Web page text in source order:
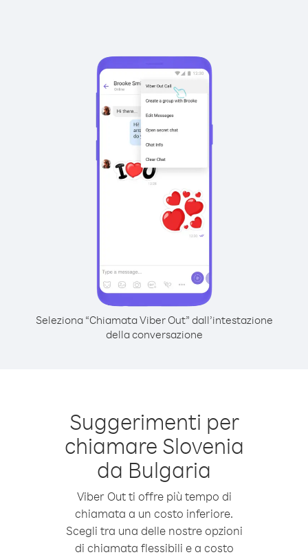
Seleziona “Chiamata Viber Out” dall’intestazione
della conversazione
Suggerimenti per
chiamare Slovenia
da Bulgaria
Viber Out ti offre più tempo di
chiamata a un costo inferiore.
Scegli tra una delle nostre opzioni
di chiamata flessibili e a costo